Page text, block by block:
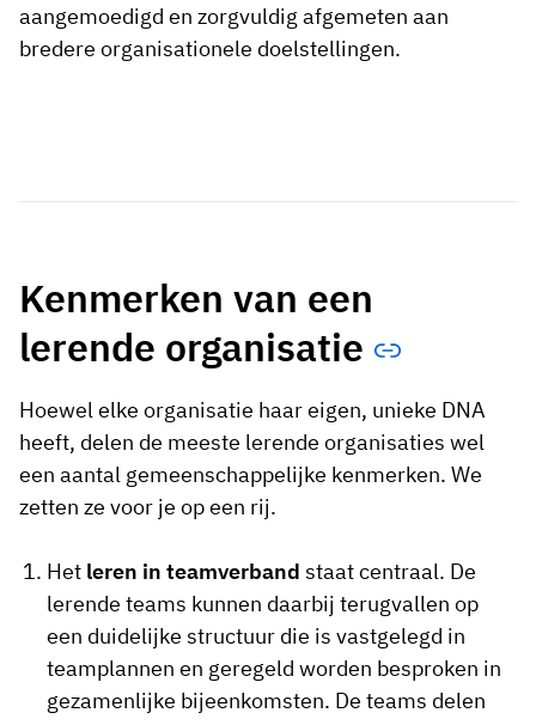
aangemoedigd en zorgvuldig afgemeten aan
bredere organisationele doelstellingen.
Kenmerken van een
lerende organisatie
Hoewel elke organisatie haar eigen, unieke DNA
heeft, delen de meeste lerende organisaties wel
een aantal gemeenschappelijke kenmerken. We
zetten ze voor je op een rij.
Het leren in teamverband staat centraal. De
lerende teams kunnen daarbij terugvallen op
een duidelijke structuur die is vastgelegd in
teamplannen en geregeld worden besproken in
gezamenlijke bijeenkomsten. De teams delen